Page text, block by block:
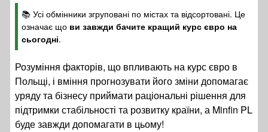
📚 Усі обмінники згруповані по містах та відсортовані. Це
означає що ви завжди бачите кращий курс євро на
сьогодні.
Розуміння факторів, що впливають на курс євро в
Польщі, і вміння прогнозувати його зміни допомагає
уряду та бізнесу приймати раціональні рішення для
підтримки стабільності та розвитку країни, а Minfin PL
буде завжди допомагати в цьому!